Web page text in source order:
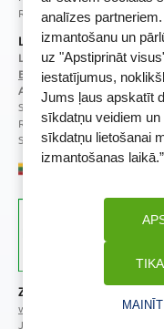
analīzes
izmantošanu un
uz "Apstiprināt
iestatījumus,
Jums ļaus apskatīt
sīkdatņu veidiem
sīkdatņu lietošanai
izmantošanas laikā.”
Reģistrācijas Nr.:
Licence
Licences numurs:A00010
E-aptiekas kontakti
Aptiekas vadītāja:
Sertificēta farmaceite:
Reģistrācijas Nr.: F-0834
Sertifikāta Nr.: 092.2020
Zāļu valsts aģentūra
www.zva.gov.lv
Jersikas iela 15, Rīga